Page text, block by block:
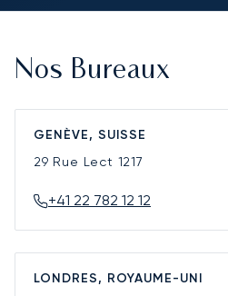
Nos Bureaux
GENÈVE, SUISSE
29 Rue Lect 1217
+41 22 782 12 12
LONDRES, ROYAUME-UNI